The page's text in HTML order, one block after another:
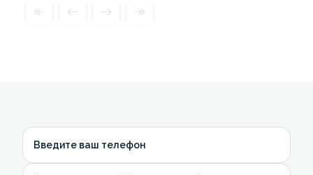
Введите ваш телефон